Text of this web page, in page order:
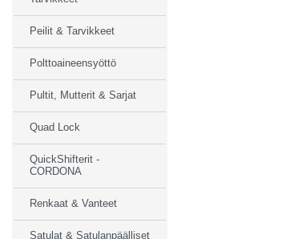
Peilit & Tarvikkeet
Polttoaineensyöttö
Pultit, Mutterit & Sarjat
Quad Lock
QuickShifterit -
CORDONA
Renkaat & Vanteet
Satulat & Satulanpäälliset